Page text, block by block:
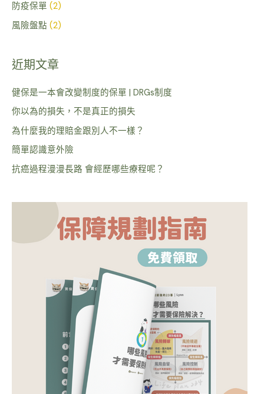
防疫保單 (2)
風險盤點 (2)
近期文章
健保是一本會改變制度的保單 | DRGs制度
你以為的損失，不是真正的損失
為什麼我的理賠金跟別人不一樣？
簡單認識意外險
抗癌過程漫漫長路 會經歷哪些療程呢？